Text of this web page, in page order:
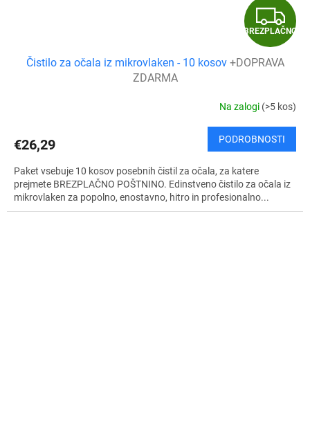
B
R
E
Z
P
L
A
Č
BREZPLAČNO
Čistilo za očala iz mikrovlaken - 10 kosov +DOPRAVA
ZDARMA
Na zalogi (>5 kos)
€26,29 PODROBNOSTI
Paket vsebuje 10 kosov posebnih čistil za očala, za katere
prejmete BREZPLAČNO POŠTNINO. Edinstveno čistilo za očala iz
mikrovlaken za popolno, enostavno, hitro in profesionalno...